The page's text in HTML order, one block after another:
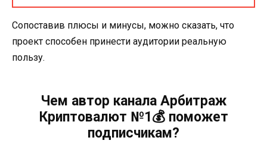
Сопоставив плюсы и минусы, можно сказать, что
проект способен принести аудитории реальную
пользу.
Чем автор канала Арбитраж
Криптовалют №1💰 поможет
подписчикам?